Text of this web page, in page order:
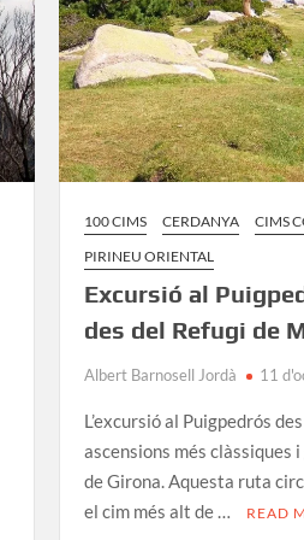
100 CIMS CERDANYA
CIMS
PIRINEU ORIENTAL
Excursió al
des del Refugi de
Albert Barnosell Jordà 11
L’excursió al Puigpedrós
ascensions més
de Girona. Aquesta ruta
el cim més alt de …
READ